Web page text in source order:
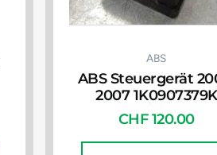
ABS
ABS Steuergerät
2007 1K0907379K
CHF120.00